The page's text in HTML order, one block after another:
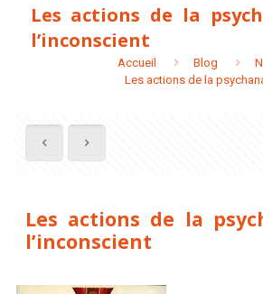
Les actions de la
l’inconscient
Accueil Blog
Les actions de la
Les actions de la
l’inconscient